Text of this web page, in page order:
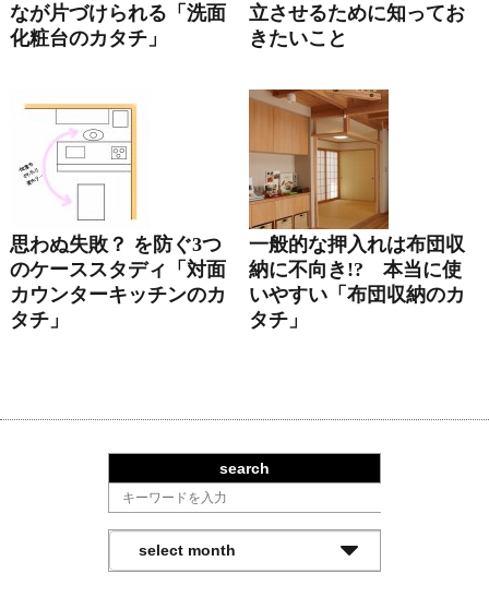
なが片づけられる「洗面
化粧台のカタチ」
立させるために知ってお
きたいこと
思わぬ失敗？ を防ぐ3つ
のケーススタディ「対面
カウンターキッチンのカ
タチ」
一般的な押入れは布団収
納に不向き!? 本当に使
いやすい「布団収納のカ
タチ」
search